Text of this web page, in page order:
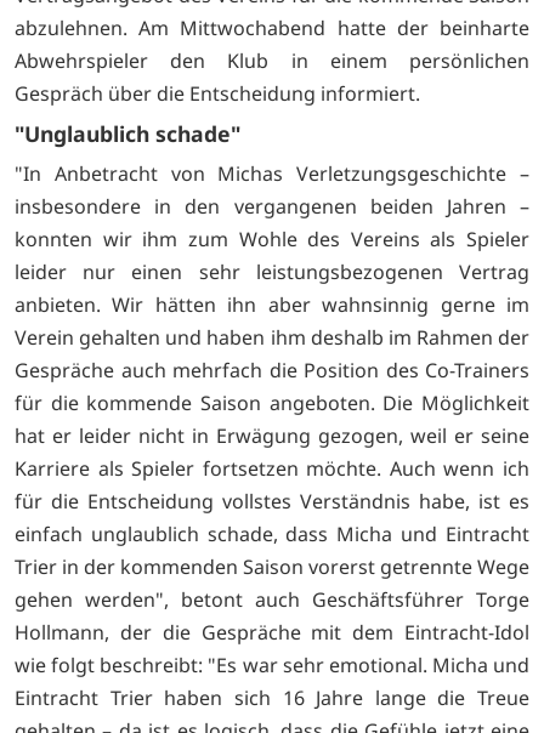
abzulehnen. Am Mittwochabend hatte der beinharte
Abwehrspieler den Klub in einem persönlichen
Gespräch über die Entscheidung informiert.
"Unglaublich schade"
"In Anbetracht von Michas Verletzungsgeschichte –
insbesondere in den vergangenen beiden Jahren –
konnten wir ihm zum Wohle des Vereins als Spieler
leider nur einen sehr leistungsbezogenen Vertrag
anbieten. Wir hätten ihn aber wahnsinnig gerne im
Verein gehalten und haben ihm deshalb im Rahmen der
Gespräche auch mehrfach die Position des Co-Trainers
für die kommende Saison angeboten. Die Möglichkeit
hat er leider nicht in Erwägung gezogen, weil er seine
Karriere als Spieler fortsetzen möchte. Auch wenn ich
für die Entscheidung vollstes Verständnis habe, ist es
einfach unglaublich schade, dass Micha und Eintracht
Trier in der kommenden Saison vorerst getrennte Wege
gehen werden", betont auch Geschäftsführer Torge
Hollmann, der die Gespräche mit dem Eintracht-Idol
wie folgt beschreibt: "Es war sehr emotional. Micha und
Eintracht Trier haben sich 16 Jahre lange die Treue